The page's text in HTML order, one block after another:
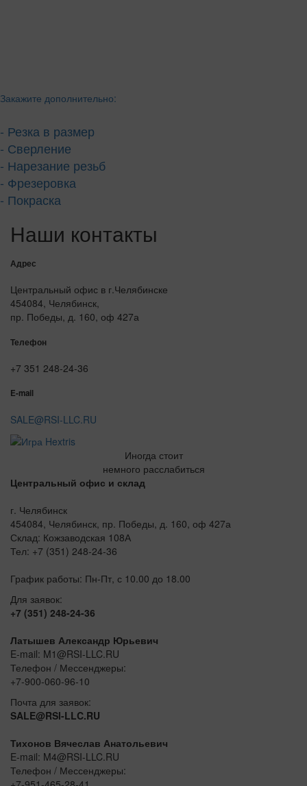
Закажите дополнительно:
- Резка в размер
- Сверление
- Нарезание резьб
- Фрезеровка
- Покраска
Наши контакты
Адрес
Центральный офис в г.Челябинске
454084, Челябинск,
пр. Победы, д. 160, оф 427а
Телефон
+7 351 248-24-36
E-mail
SALE@RSI-LLC.RU
Иногда стоит
немного расслабиться
Центральный офис и склад
г. Челябинск
454084, Челябинск, пр. Победы, д. 160, оф 427а
Склад: Кожзаводская 108А
Тел: +7 (351) 248-24-36
График работы: Пн-Пт, с 10.00 до 18.00
Для заявок:
+7 (351) 248-24-36
Латышев Александр Юрьевич
E-mail: M1@RSI-LLC.RU
Телефон / Мессенджеры:
+7-900-060-96-10
Почта для заявок:
SALE@RSI-LLC.RU
Тихонов Вячеслав Анатольевич
E-mail: M4@RSI-LLC.RU
Телефон / Мессенджеры: